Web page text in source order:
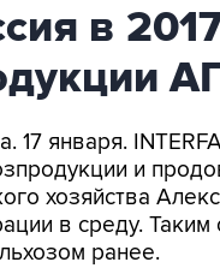
в
17 января.
и
хозяйства
в среду. Таким
ранее.